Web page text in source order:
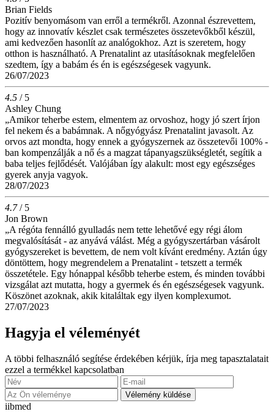
Brian Fields
Pozitív benyomásom van erről a termékről. Azonnal észrevettem,
hogy az innovatív készlet csak természetes összetevőkből készül,
ami kedvezően hasonlít az analógokhoz. Azt is szeretem, hogy
otthon is használható. A Prenatalint az utasításoknak megfelelően
szedtem, így a babám és én is egészségesek vagyunk.
26/07/2023
4.5 / 5
Ashley Chung
„Amikor teherbe estem, elmentem az orvoshoz, hogy jó szert írjon
fel nekem és a babámnak. A nőgyógyász Prenatalint javasolt. Az
orvos azt mondta, hogy ennek a gyógyszernek az összetevői 100% -
ban kompenzálják a nő és a magzat tápanyagszükségletét, segítik a
baba teljes fejlődését. Valójában így alakult: most egy egészséges
gyerek anyja vagyok.
28/07/2023
4.7/ 5
Jon Brown
„A régóta fennálló gyulladás nem tette lehetővé egy régi álom
megvalósítását - az anyává válást. Még a gyógyszertárban vásárolt
gyógyszereket is bevettem, de nem volt kívánt eredmény. Aztán úgy
döntöttem, hogy megrendelem a Prenatalint - tetszett a termék
összetétele. Egy hónappal később teherbe estem, és minden további
vizsgálat azt mutatta, hogy a gyermek és én egészségesek vagyunk.
Köszönet azoknak, akik kitaláltak egy ilyen komplexumot.
27/07/2023
Hagyja el véleményét
A többi felhasználó segítése érdekében kérjük, írja meg tapasztalatait
ezzel a termékkel kapcsolatban
Vélemény küldése
iibmed